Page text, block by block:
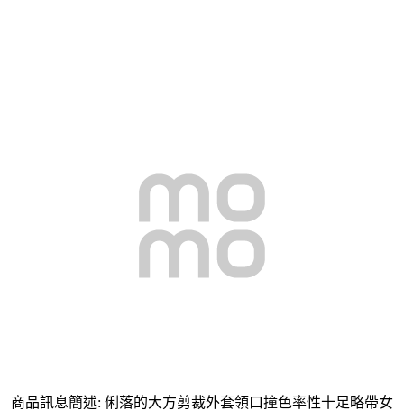
商品訊息簡述: 俐落的大方剪裁外套領口撞色率性十足略帶女